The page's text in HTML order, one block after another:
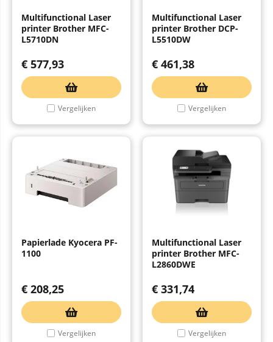
Multifunctional Laser
printer Brother MFC-
L5710DN
€ 577,93
Vergelijken
Multifunctional Laser
printer Brother DCP-
L5510DW
€ 461,38
Vergelijken
Papierlade Kyocera PF-
1100
€ 208,25
Vergelijken
Multifunctional Laser
printer Brother MFC-
L2860DWE
€ 331,74
Vergelijken